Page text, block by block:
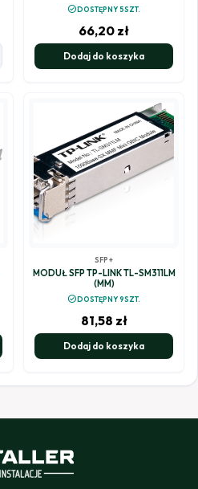
check_circleDOSTĘPNY 5SZT.
66,20 zł
Dodaj do koszyka
SFP+
MODUŁ SFP TP-LINK TL-SM311LM
(MM)
check_circleDOSTĘPNY 9SZT.
81,58 zł
Dodaj do koszyka